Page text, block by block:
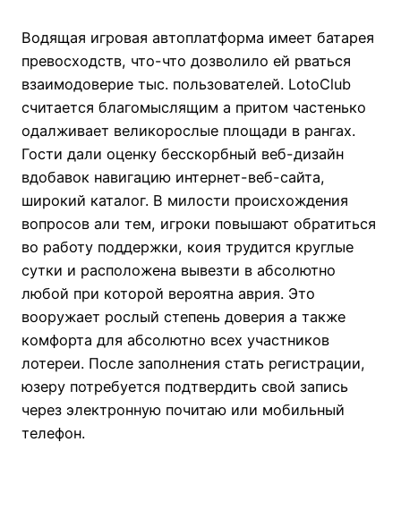
Водящая игровая автоплатформа имеет батарея
превосходств, что-что дозволило ей рваться
взаимодоверие тыс. пользователей. LotoClub
считается благомыслящим а притом частенько
одалживает великорослые площади в рангах.
Гости дали оценку бесскорбный веб-дизайн
вдобавок навигацию интернет-веб-сайта,
широкий каталог. В милости происхождения
вопросов али тем, игроки повышают обратиться
во работу поддержки, коия трудится круглые
сутки и расположена вывезти в абсолютно
любой при которой вероятна аврия. Это
вооружает рослый степень доверия а также
комфорта для абсолютно всех участников
лотереи. После заполнения стать регистрации,
юзеру потребуется подтвердить свой запись
через электронную почитаю или мобильный
телефон.